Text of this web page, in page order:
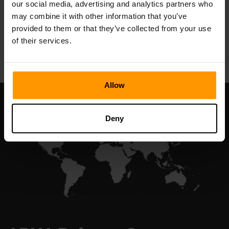
our social media, advertising and analytics partners who
may combine it with other information that you’ve
provided to them or that they’ve collected from your use
of their services.
Allow
Deny